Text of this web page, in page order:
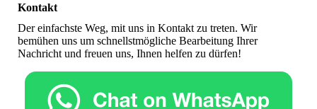
Kontakt
Der einfachste Weg, mit uns in Kontakt zu treten. Wir
bemühen uns um schnellstmögliche Bearbeitung Ihrer
Nachricht und freuen uns, Ihnen helfen zu dürfen!